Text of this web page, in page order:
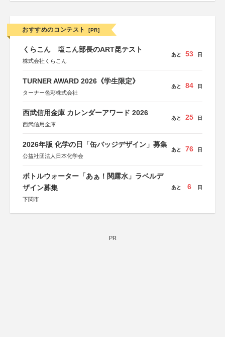
おすすめのコンテスト [PR]
くらこん 塩こん部長のART昆テスト
株式会社くらこん
あと 53 日
TURNER AWARD 2026《学生限定》
ターナー色彩株式会社
あと 84 日
西武信用金庫 カレンダーアワード 2026
西武信用金庫
あと 25 日
2026年版 化学の日「缶バッジデザイン」募集
公益社団法人日本化学会
あと 76 日
ボトルウォーター「あぁ！関露水」ラベルデ
ザイン募集
下関市
あと 6 日
PR